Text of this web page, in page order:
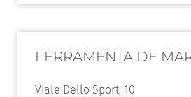
FERRAMENTA DE
Viale Dello Sport, 10